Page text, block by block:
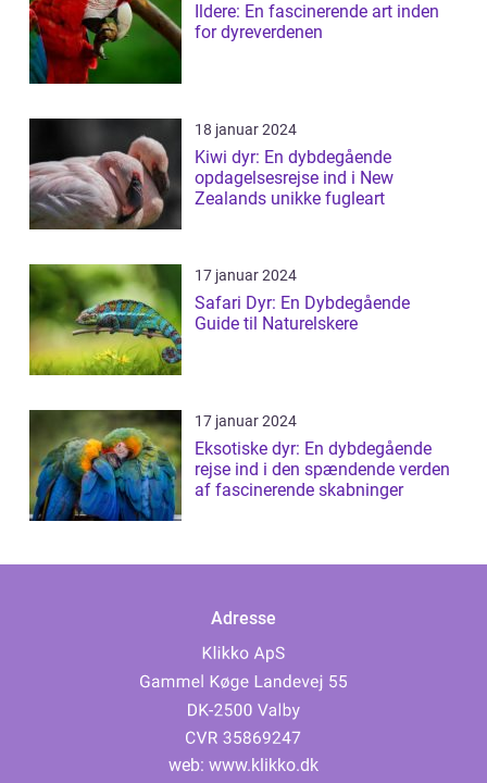
Ildere: En fascinerende art inden
for dyreverdenen
18 januar 2024
Kiwi dyr: En dybdegående
opdagelsesrejse ind i New
Zealands unikke fugleart
17 januar 2024
Safari Dyr: En Dybdegående
Guide til Naturelskere
17 januar 2024
Eksotiske dyr: En dybdegående
rejse ind i den spændende verden
af fascinerende skabninger
Adresse
web: www.klikko.dk